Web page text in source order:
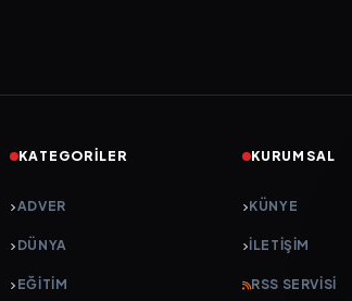
KATEGORILER
ADVER
DÜNYA
EĞİTİM
KURUMSAL
KÜNYE
İLETIŞIM
RSS SERVISI